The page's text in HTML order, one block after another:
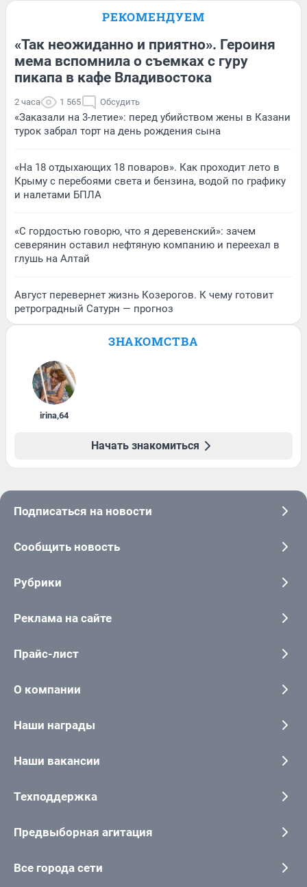
РЕКОМЕНДУЕМ
«Так неожиданно и приятно». Героиня
мема вспомнила о съемках с гуру
пикапа в кафе Владивостока
2 часа 1 565 Обсудить
«Заказали на 3-летие»: перед убийством жены в Казани
турок забрал торт на день рождения сына
«На 18 отдыхающих 18 поваров». Как проходит лето в
Крыму с перебоями света и бензина, водой по графику
и налетами БПЛА
«С гордостью говорю, что я деревенский»: зачем
северянин оставил нефтяную компанию и переехал в
глушь на Алтай
Август перевернет жизнь Козерогов. К чему готовит
ретроградный Сатурн — прогноз
ЗНАКОМСТВА
irina,64
Начать знакомиться
Подписаться на новости
Сообщить новость
Рубрики
Реклама на сайте
Прайс-лист
О компании
Наши награды
Наши вакансии
Техподдержка
Предвыборная агитация
Все города сети